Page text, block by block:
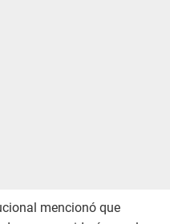
mencionó que